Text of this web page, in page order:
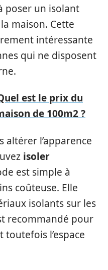
poser un isolant
maison. Cette
intéressante
qui ne disposent
est le prix du
de 100m2 ?
altérer l’apparence
isoler
est simple à
coûteuse. Elle
isolants sur les
recommandé pour
l’espace